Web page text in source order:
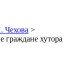
Чехова >
граждане хутора